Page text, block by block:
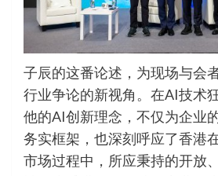
子辰的这番论述，为现场与会
行业争论的新视角。在AI技术
他的AI创新理念，不仅为企业
务实框架，也深刻呼应了香港
市场过程中，所应秉持的开放